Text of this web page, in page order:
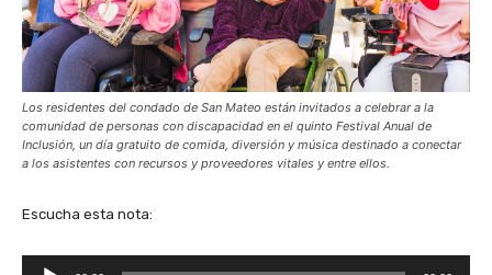
Los residentes del condado de San Mateo están invitados a celebrar a la
comunidad de personas con discapacidad en el quinto Festival Anual de
Inclusión, un día gratuito de comida, diversión y música destinado a conectar
a los asistentes con recursos y proveedores vitales y entre ellos.
Escucha esta nota: